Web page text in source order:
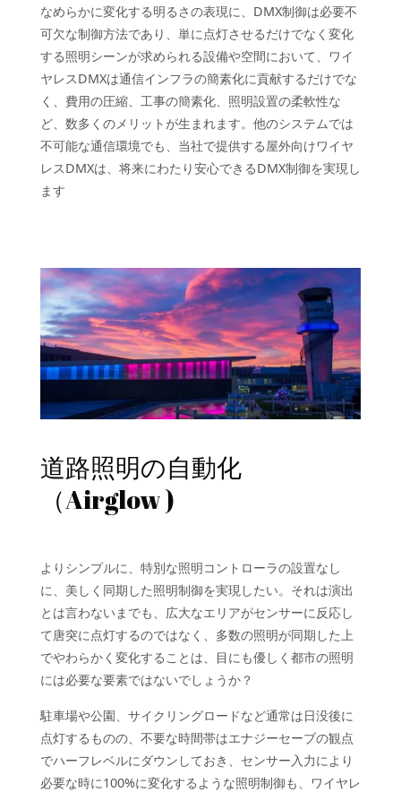
なめらかに変化する明るさの表現に、DMX制御は必要不
可欠な制御方法であり、単に点灯させるだけでなく変化
する照明シーンが求められる設備や空間において、ワイ
ヤレスDMXは通信インフラの簡素化に貢献するだけでな
く、費用の圧縮、工事の簡素化、照明設置の柔軟性な
ど、数多くのメリットが生まれます。他のシステムでは
不可能な通信環境でも、当社で提供する屋外向けワイヤ
レスDMXは、将来にわたり安心できるDMX制御を実現し
ます
道路照明の自動化
（Airglow )
よりシンプルに、特別な照明コントローラの設置なし
に、美しく同期した照明制御を実現したい。それは演出
とは言わないまでも、広大なエリアがセンサーに反応し
て唐突に点灯するのではなく、多数の照明が同期した上
でやわらかく変化することは、目にも優しく都市の照明
には必要な要素ではないでしょうか？
駐車場や公園、サイクリングロードなど通常は日没後に
点灯するものの、不要な時間帯はエナジーセーブの観点
でハーフレベルにダウンしておき、センサー入力により
必要な時に100%に変化するような照明制御も、ワイヤレ